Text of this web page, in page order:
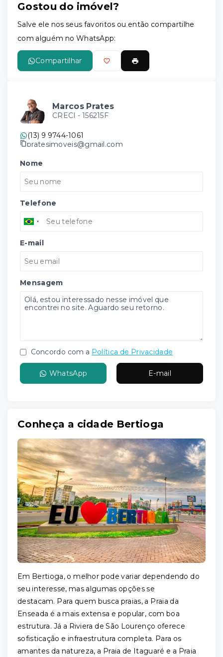
Gostou do imóvel?
Salve ele nos seus favoritos ou então compartilhe
com alguém no WhatsApp:
Compartilhar
Marcos Prates
CRECI - 156215F
(13) 9 9744-1061
pratesimoveis@gmail.com
Nome
Telefone
E-mail
Mensagem
Concordo com a Política de Privacidade
WhatsApp E-mail
Conheça a cidade Bertioga
Em Bertioga, o melhor pode variar dependendo do
seu interesse, mas algumas opções se
destacam. Para quem busca praias, a Praia da
Enseada é a mais extensa e popular, com boa
estrutura. Já a Riviera de São Lourenço oferece
sofisticação e infraestrutura completa. Para os
amantes da natureza, a Praia de Itaguaré e a Praia